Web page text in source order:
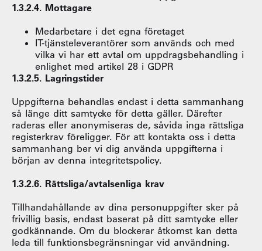
1.3.2.4. Mottagare
Medarbetare i det egna företaget
IT-tjänsteleverantörer som används och med
vilka vi har ett avtal om uppdragsbehandling i
enlighet med artikel 28 i GDPR
1.3.2.5. Lagringstider
Uppgifterna behandlas endast i detta sammanhang
så länge ditt samtycke för detta gäller. Därefter
raderas eller anonymiseras de, såvida inga rättsliga
registerkrav föreligger. För att kontakta oss i detta
sammanhang ber vi dig använda uppgifterna i
början av denna integritetspolicy.
1.3.2.6. Rättsliga/avtalsenliga krav
Tillhandahållande av dina personuppgifter sker på
frivillig basis, endast baserat på ditt samtycke eller
godkännande. Om du blockerar åtkomst kan detta
leda till funktionsbegränsningar vid användning.